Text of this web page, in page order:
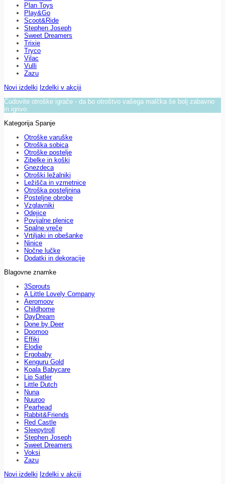
Plan Toys
Play&Go
Scoot&Ride
Stephen Joseph
Sweet Dreamers
Trixie
Tryco
Vilac
Vulli
Zazu
Novi izdelki Izdelki v akciji
Čudovite otroške igrače - da bo otroštvo vašega malčka še bolj zabavno
in igrivo.
Kategorija Spanje
Otroške varuške
Otroška sobica
Otroške postelje
Zibelke in koški
Gnezdeca
Otroški ležalniki
Ležišča in vzmetnice
Otroška posteljnina
Posteljne obrobe
Vzglavniki
Odejice
Povijalne plenice
Spalne vreče
Vrtiljaki in obešanke
Ninice
Nočne lučke
Dodatki in dekoracije
Blagovne znamke
3Sprouts
A Little Lovely Company
Aeromoov
Childhome
DayDream
Done by Deer
Doomoo
Effiki
Elodie
Ergobaby
Kenguru Gold
Koala Babycare
Lip Satler
Little Dutch
Nuna
Nuuroo
Pearhead
Rabbit&Friends
Red Castle
Sleepytroll
Stephen Joseph
Sweet Dreamers
Voksi
Zazu
Novi izdelki Izdelki v akciji